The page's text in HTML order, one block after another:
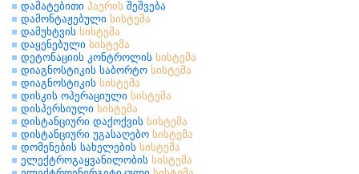
დამატებითი ჰაერის შეშვება
დამონტაჟებული სისტემა
დამუხტვის სისტემა
დაყენებული სისტემა
დეტონაციის კონტროლის სისტემა
დიაგნოსტიკის საბორტო სისტემა
დიაგნოსტიკის სისტემა
დისკის ოპერაციული სისტემა
დისპერსიული სისტემა
დისტანციური დაქოქვის სისტემა
დისტანციური უგასაღებო სისტემა
დომენების სახელების სისტემა
ელექტროგაყვანილობის სისტემა